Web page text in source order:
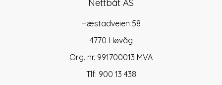
Nettbåt AS
Hæstadveien 58
4770 Høvåg
Org. nr. 991700013 MVA
Tlf: 900 13 438